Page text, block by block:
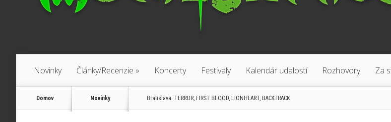
Novinky Články/Recenzie » Koncerty Festivaly Kalendár udalostí Rozhovory Za
Domov Novinky Bratislava: TERROR, FIRST BLOOD, LIONHEART, BACKTRACK